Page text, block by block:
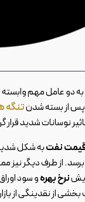
به دو عامل مهم
پس از بسته شدنتنگه
نوسانات شدید قرار
نفتبه شکل
از طرف دیگر
نرخ بهرهو سود
از نقدینگی از